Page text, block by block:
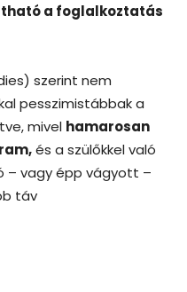
a foglalkoztatás
szerint nem
pesszimistábbak a
mivel hamarosan
és a szülőkkel való
vagy épp vágyott –
táv